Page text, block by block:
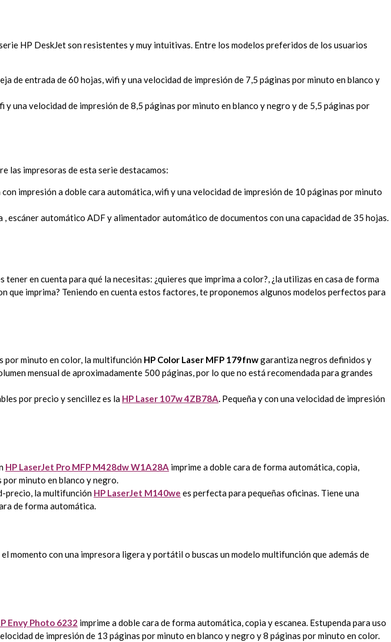
HP DeskJet son resistentes y muy intuitivas. Entre los modelos preferidos de los usuarios
de entrada de 60 hojas, wifi y una velocidad de impresión de 7,5 páginas por minuto en blanco y
y una velocidad de impresión de 8,5 páginas por minuto en blanco y negro y de 5,5 páginas por
las impresoras de esta serie destacamos:
con impresión a doble cara automática, wifi y una velocidad de impresión de 10 páginas por minuto
escáner automático ADF y alimentador automático de documentos con una capacidad de 35 hojas.
en cuenta para qué la necesitas: ¿quieres que imprima a color?, ¿la utilizas en casa de forma
imprima? Teniendo en cuenta estos factores, te proponemos algunos modelos perfectos para
por minuto en color, la multifunción HP Color Laser MFP 179fnwgarantiza negros definidos y
mensual de aproximadamente 500 páginas, por lo que no está recomendada para grandes
por precio y sencillez es la HP Laser 107w 4ZB78A. Pequeña y con una velocidad de impresión
HP LaserJet Pro MFP M428dw W1A28A imprime a doble cara de forma automática, copia,
minuto en blanco y negro.
precio, la multifunción HP LaserJet M140we es perfecta para pequeñas oficinas. Tiene una
de forma automática.
momento con una impresora ligera y portátil o buscas un modelo multifunción que además de
Envy Photo 6232 imprime a doble cara de forma automática, copia y escanea. Estupenda para uso
de impresión de 13 páginas por minuto en blanco y negro y 8 páginas por minuto en color.